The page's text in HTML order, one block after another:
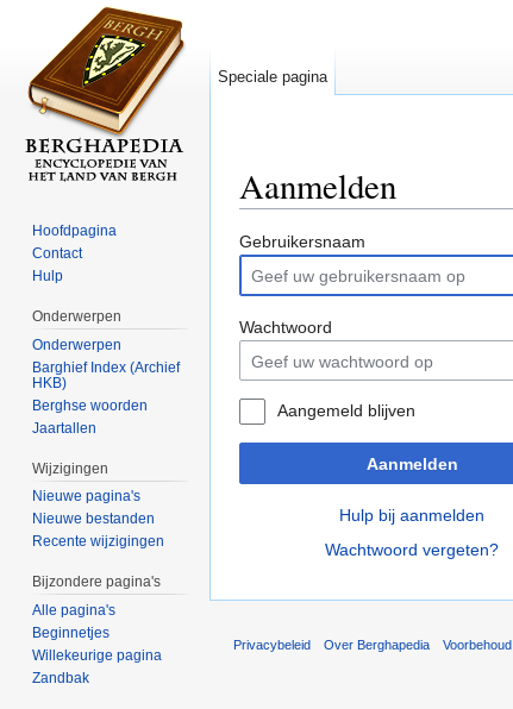
Aanmelden
Gebruikersnaam
Wachtwoord
Aangemeld blijven
Aanmelden
Hulp bij aanmelden
Wachtwoord vergeten?
Speciale pagina
Hoofdpagina
Contact
Hulp
Onderwerpen
Onderwerpen
Barghief Index (Archief
HKB)
Berghse woorden
Jaartallen
Wijzigingen
Nieuwe pagina's
Nieuwe bestanden
Recente wijzigingen
Bijzondere pagina's
Alle pagina's
Beginnetjes
Willekeurige pagina
Zandbak
Privacybeleid Over Berghapedia Voorbehoud